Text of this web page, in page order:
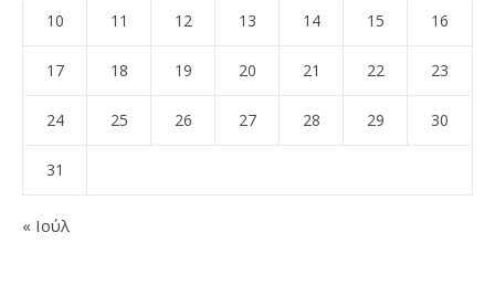
10 11 12 13 14 15 16
17 18 19 20 21 22 23
24 25 26 27 28 29 30
31
« Ιούλ